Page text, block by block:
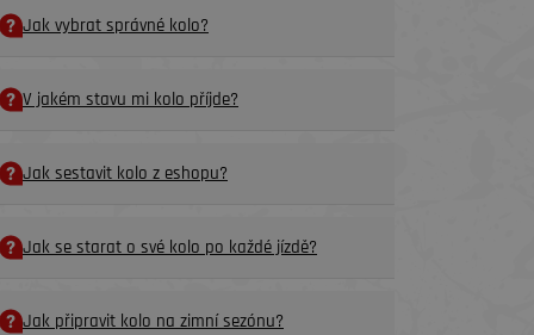
Jak vybrat správné kolo?
V jakém stavu mi kolo příjde?
Jak sestavit kolo z eshopu?
Jak se starat o své kolo po každé jízdě?
Jak připravit kolo na zimní sezónu?